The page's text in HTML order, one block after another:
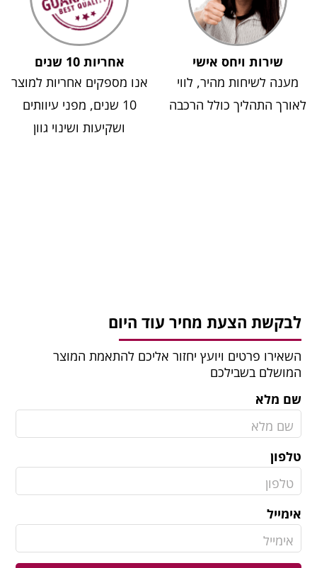
שירות ויחס אישי
מענה לשיחות מהיר, לווי
לאורך התהליך כולל הרכבה
אחריות 10 שנים
אנו מספקים אחריות למוצר
10 שנים, מפני עיוותים
ושקיעות ושינוי גוון
לבקשת הצעת מחיר עוד היום
השאירו פרטים ויועץ יחזור אליכם להתאמת המוצר
המושלם בשבילכם
שם מלא
טלפון
אימייל